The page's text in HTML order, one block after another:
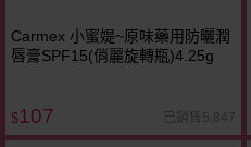
Carmex 小蜜媞~原味藥用防曬潤
唇膏SPF15(俏麗旋轉瓶)4.25g
$107 已銷售5,847